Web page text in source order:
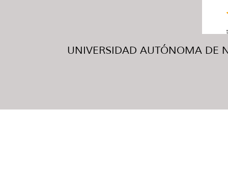
UNIVERSIDAD AUTÓNOMA DE